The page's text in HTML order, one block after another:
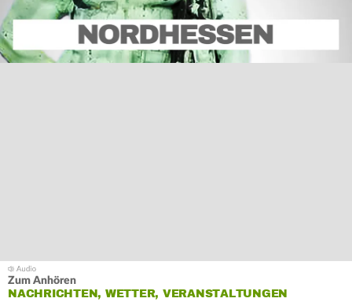
Zum Anhören
NACHRICHTEN, WETTER, VERANSTALTUNGEN